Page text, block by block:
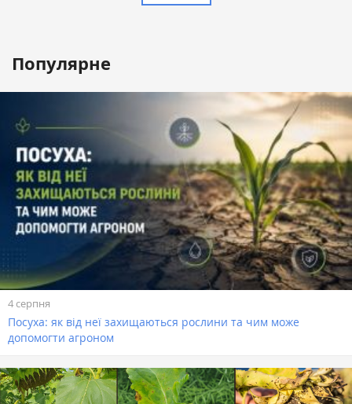
Популярне
4 серпня
Посуха: як від неї захищаються рослини та чим може
допомогти агроном